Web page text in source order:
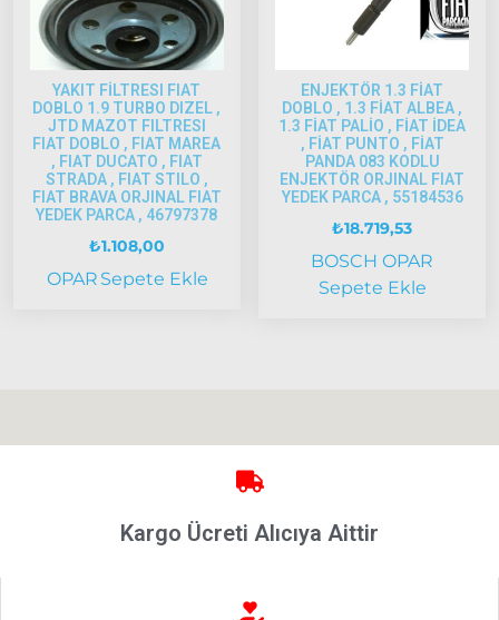
1995-2001
Brava
1996-2003
Bravo
2007-2014
Marea
Panda
İdea
Stilo
YAKIT FİLTRESI FIAT
DOBLO 1.9 TURBO DIZEL ,
JTD MAZOT FILTRESI
FIAT DOBLO , FIAT MAREA
, FIAT DUCATO , FIAT
STRADA , FIAT STILO ,
FIAT BRAVA ORJINAL FIAT
YEDEK PARCA , 46797378
₺1.108,00
OPAR Sepete Ekle
ENJEKTÖR 1.3 FİAT
DOBLO , 1.3 FİAT ALBEA ,
1.3 FİAT PALİO , FİAT İDEA
, FİAT PUNTO , FİAT
PANDA 083 KODLU
ENJEKTÖR ORJINAL FIAT
YEDEK PARCA , 55184536
₺18.719,53
BOSCH OPAR
Sepete Ekle
Kargo Ücreti Alıcıya Aittir